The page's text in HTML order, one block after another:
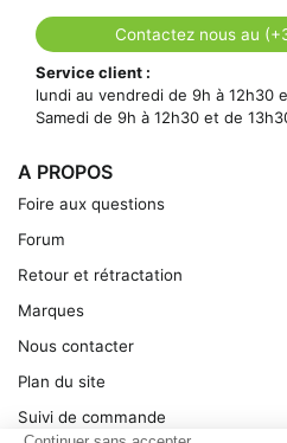
Contactez nous au
Service client :
lundi au vendredi de 9h à 12h30
Samedi de 9h à 12h30 et de
A PROPOS
Foire aux questions
Forum
Retour et rétractation
Marques
Nous contacter
Plan du site
Suivi de commande